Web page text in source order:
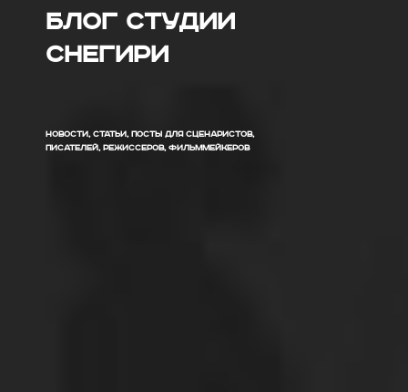
Блог Студии
Снегири
НОВОСТИ, СТАТЬИ, ПОСТЫ ДЛЯ СЦЕНАРИСТОВ,
ПИСАТЕЛЕЙ, РЕЖИССЕРОВ, ФИЛЬММЕЙКЕРОВ